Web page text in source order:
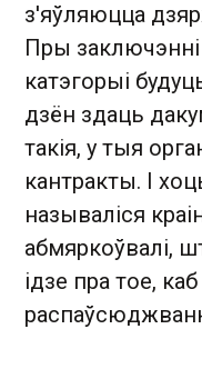
з'яўляюцца
Пры
катэгорыі
дзён здаць
такія, у тыя
кантракты. І
называліся
абмяркоўвалі,
ідзе пра тое,